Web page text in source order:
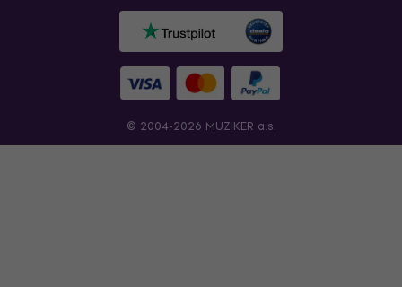
© 2004-2026 MUZIKER a.s.